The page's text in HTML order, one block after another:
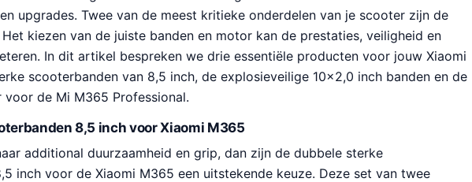
upgrades. Twee van de meest kritieke onderdelen van je scooter zijn de
kiezen van de juiste banden en motor kan de prestaties, veiligheid en
In dit artikel bespreken we drie essentiële producten voor jouw Xiaomi
scooterbanden van 8,5 inch, de explosieveilige 10×2,0 inch banden en de
de Mi M365 Professional.
8,5 inch voor Xiaomi M365
additional duurzaamheid en grip, dan zijn de dubbele sterke
inch voor de Xiaomi M365 een uitstekende keuze. Deze set van twee